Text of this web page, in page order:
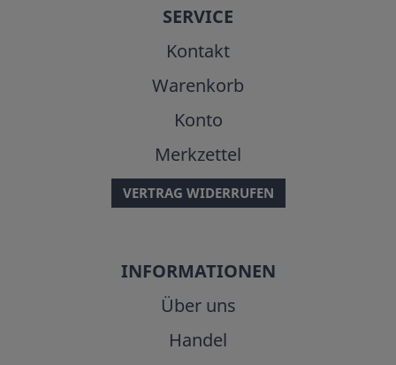
SERVICE
Kontakt
Warenkorb
Konto
Merkzettel
VERTRAG WIDERRUFEN
INFORMATIONEN
Über uns
Handel